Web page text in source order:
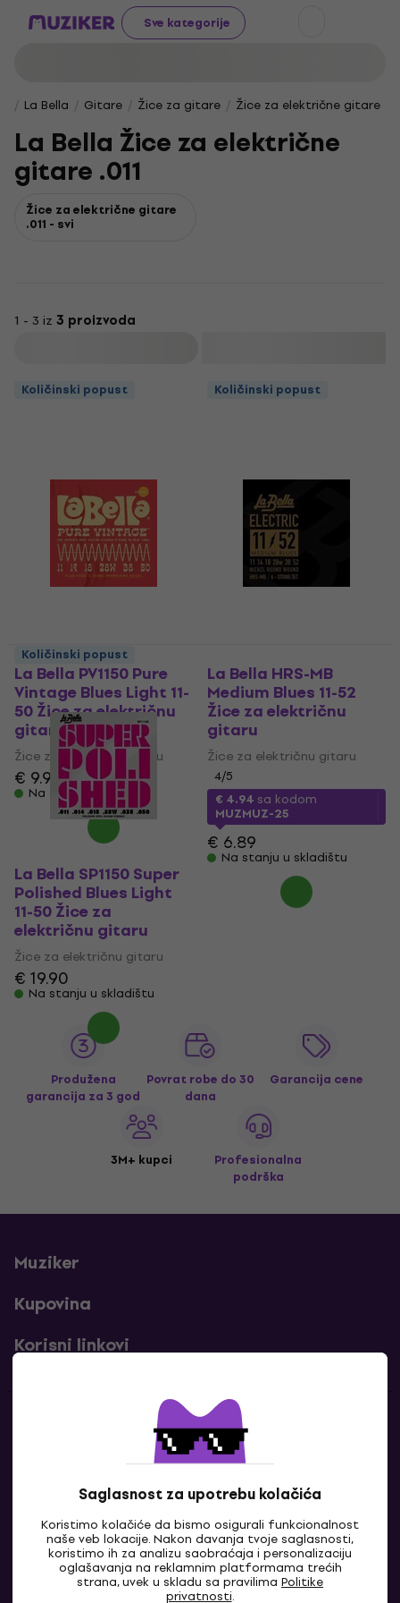
Sve kategorije
Saglasnost za upotrebu kolačića
Koristimo kolačiće da bismo osigurali funkcionalnost
naše veb lokacije. Nakon davanja tvoje saglasnosti,
koristimo ih za analizu saobraćaja i personalizaciju
oglašavanja na reklamnim platformama trećih
strana, uvek u skladu sa pravilima Politike
privatnosti.
La Bella Gitare Žice za gitare Žice za električne gitare
La Bella Žice za električne
gitare .011
Žice za električne gitare
.011 - svi
1 - 3 iz 3 proizvoda
Količinski popust
La Bella PV1150 Pure
Vintage Blues Light 11-
50 Žice za električnu
gitaru
Žice za električnu gitaru
€ 9.99
Na stanju u skladištu
Količinski popust
La Bella HRS-MB
Medium Blues 11-52
Žice za električnu
gitaru
Žice za električnu gitaru
4/5
€ 4.94 sa kodom
MUZMUZ-25
€ 6.89
Na stanju u skladištu
Količinski popust
La Bella SP1150 Super
Polished Blues Light
11-50 Žice za
električnu gitaru
Žice za električnu gitaru
€ 19.90
Na stanju u skladištu
Produžena
garancija za 3 god
Povrat robe do 30
dana
Garancija cene
3M+ kupci
Profesionalna
podrška
Muziker
Kupovina
Korisni linkovi
Kontakti
Kontaktiraj nas